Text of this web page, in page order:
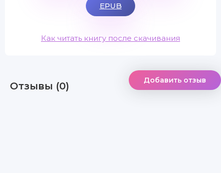
EPUB
Как читать книгу после скачивания
Отзывы (0) Добавить отзыв